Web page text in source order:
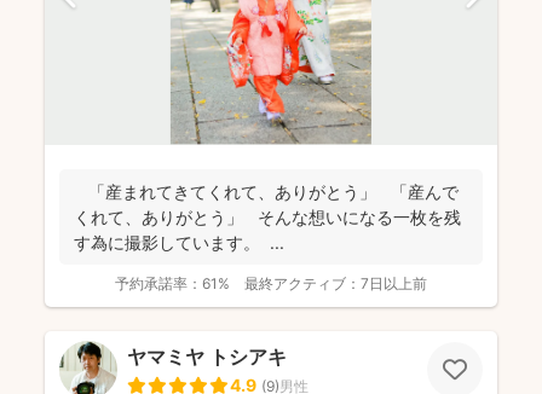
「産まれてきてくれて、ありがとう」 「産んで
くれて、ありがとう」 そんな想いになる一枚を残
す為に撮影しています。 ...
予約承諾率： 61% 最終アクティブ： 7日以上前
ヤマミヤ トシアキ
4.9 (9)男性